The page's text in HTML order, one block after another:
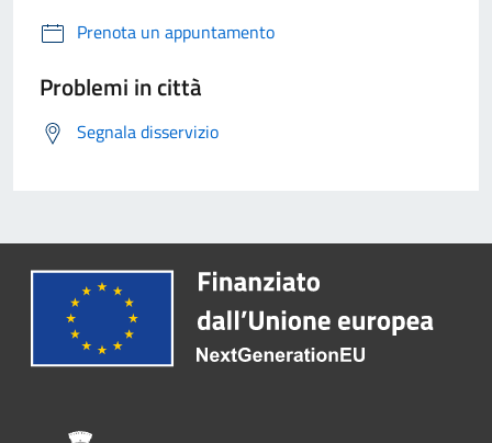
Prenota un appuntamento
Problemi in città
Segnala disservizio